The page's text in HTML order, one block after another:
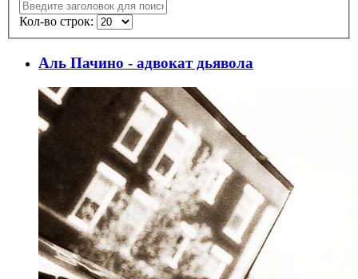
Кол-во строк:
Аль Пачино - адвокат дьявола